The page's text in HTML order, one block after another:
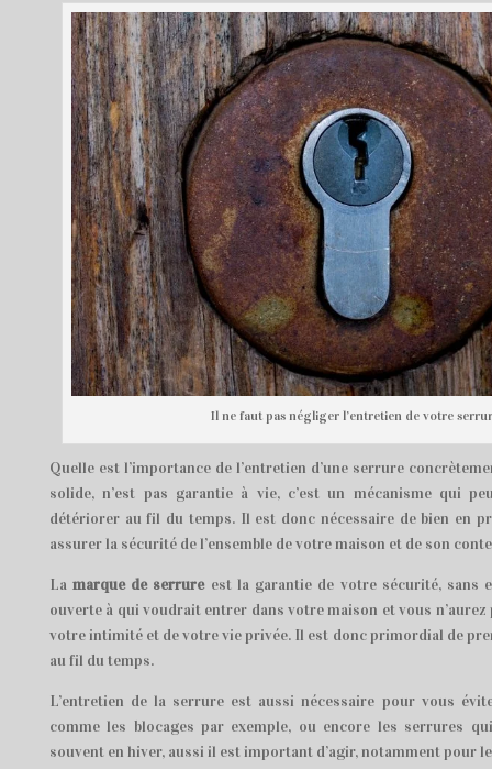
Il ne faut pas négliger l’entretien de votre
Quelle est l’importance de l’entretien d’une serrure
solide, n’est pas garantie à vie, c’est un mécanisme qui
détériorer au fil du temps. Il est donc nécessaire de bien en
assurer la sécurité de l’ensemble de votre maison et de son
Lamarque de serrureest la garantie de votre sécurité, sans
ouverte à qui voudrait entrer dans votre maison et vous
votre intimité et de votre vie privée. Il est donc primordial de
au fil du temps.
L’entretien de la serrure est aussi nécessaire pour vous
comme les blocages par exemple, ou encore les serrures
souvent en hiver, aussi il est important d’agir, notamment pour